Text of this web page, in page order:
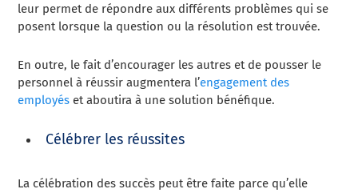
leur permet de répondre aux différents problèmes qui se
posent lorsque la question ou la résolution est trouvée.
En outre, le fait d’encourager les autres et de pousser le
personnel à réussir augmentera l’engagement des
employés et aboutira à une solution bénéfique.
Célébrer les réussites
La célébration des succès peut être faite parce qu’elle